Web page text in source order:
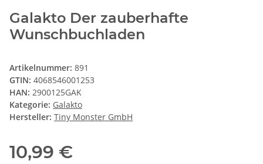
Galakto Der zauberhafte
Wunschbuchladen
Artikelnummer: 891
GTIN: 4068546001253
HAN: 2900125GAK
Kategorie: Galakto
Hersteller: Tiny Monster GmbH
10,99 €